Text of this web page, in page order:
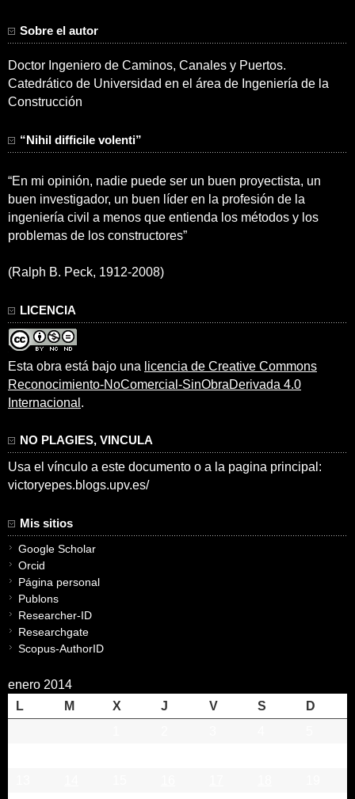
Sobre el autor
Doctor Ingeniero de Caminos, Canales y Puertos.
Catedrático de Universidad en el área de Ingeniería de la
Construcción
“Nihil difficile volenti”
“En mi opinión, nadie puede ser un buen proyectista, un
buen investigador, un buen líder en la profesión de la
ingeniería civil a menos que entienda los métodos y los
problemas de los constructores”
(Ralph B. Peck, 1912-2008)
LICENCIA
Esta obra está bajo una licencia de Creative Commons
Reconocimiento-NoComercial-SinObraDerivada 4.0
Internacional .
NO PLAGIES, VINCULA
Usa el vínculo a este documento o a la pagina principal:
victoryepes.blogs.upv.es/
Mis sitios
Google Scholar
Orcid
Página personal
Publons
Researcher-ID
Researchgate
Scopus-AuthorID
enero 2014
L
M X J V S
D